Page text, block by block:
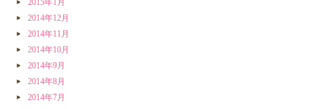
2015年1月
2014年12月
2014年11月
2014年10月
2014年9月
2014年8月
2014年7月